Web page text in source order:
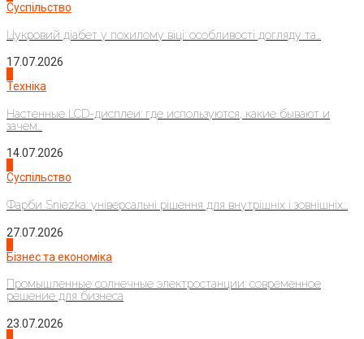
Суспільство
Цукровий діабет у похилому віці: особливості догляду та...
17.07.2026
Техніка
Настенные LCD-дисплеи: где используются, какие бывают и
зачем...
14.07.2026
Суспільство
Фарби Sniezka: універсальні рішення для внутрішніх і зовнішніх...
27.07.2026
Бізнес та економіка
Промышленные солнечные электростанции: современное
решение для бизнеса
23.07.2026